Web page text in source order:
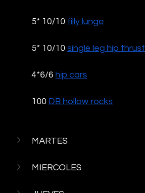
5* 10/10 filly lunge
5* 10/10 single leg hip thrust
4*6/6 hip cars
100 DB hollow rocks
MARTES
MIERCOLES